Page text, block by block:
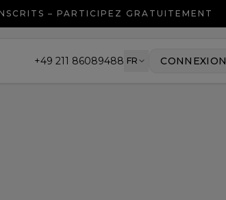
– PARTICIPEZ GRATUITEMENT
+49 211 86089488 FR CONNEXION